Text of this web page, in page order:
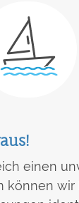
einen
können wir